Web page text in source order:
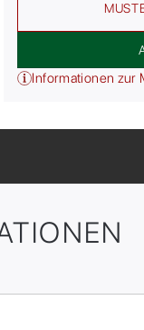
Informationen zur